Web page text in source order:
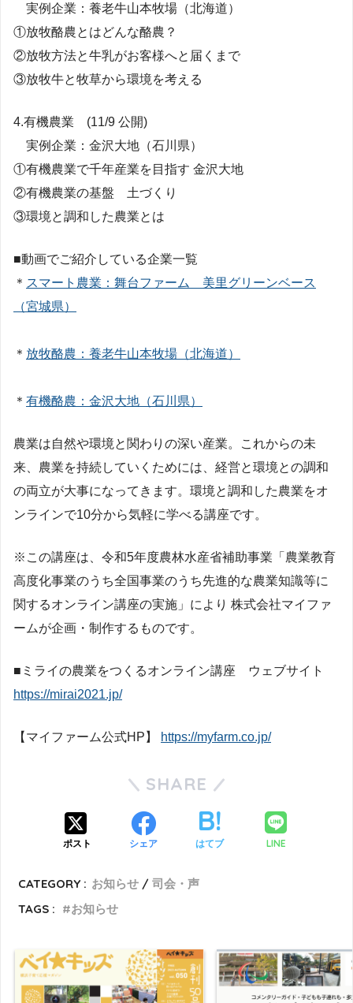
実例企業：養老牛山本牧場（北海道）
①放牧酪農とはどんな酪農？
②放牧方法と牛乳がお客様へと届くまで
③放牧牛と牧草から環境を考える
4.有機農業 (11/9 公開)
実例企業：金沢大地（石川県）
①有機農業で千年産業を目指す 金沢大地
②有機農業の基盤 土づくり
③環境と調和した農業とは
■動画でご紹介している企業一覧
＊ スマート農業：舞台ファーム 美里グリーンベース
（宮城県）
＊ 放牧酪農：養老牛山本牧場（北海道）
＊ 有機酪農：金沢大地（石川県）
農業は自然や環境と関わりの深い産業。これからの未
来、農業を持続していくためには、経営と環境との調和
の両立が大事になってきます。環境と調和した農業をオ
ンラインで10分から気軽に学べる講座です。
※この講座は、令和5年度農林水産省補助事業「農業教育
高度化事業のうち全国事業のうち先進的な農業知識等に
関するオンライン講座の実施」により 株式会社マイファ
ームが企画・制作するものです。
■ミライの農業をつくるオンライン講座 ウェブサイト
https://mirai2021.jp/
【マイファーム公式HP】 https://myfarm.co.jp/
SHARE
ポスト シェア はてブ LINE
CATEGORY : お知らせ
司会・声
TAGS :
お知らせ